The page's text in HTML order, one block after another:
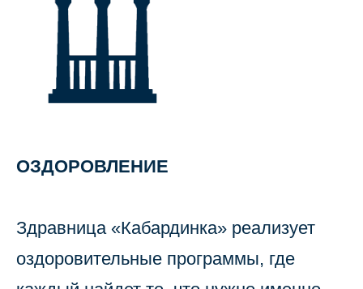
ОЗДОРОВЛЕНИЕ
Здравница «Кабардинка» реализует
оздоровительные программы, где